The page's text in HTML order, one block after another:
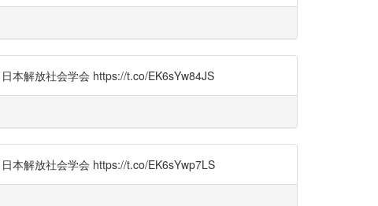
本解放社会学会 https://t.co/EK6sYw84JS
本解放社会学会 https://t.co/EK6sYwp7LS